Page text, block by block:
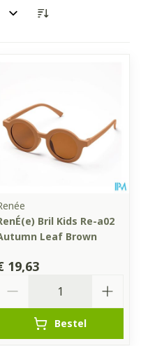
Bril Kids Re-a02
Leaf Brown
19,63
Bestel